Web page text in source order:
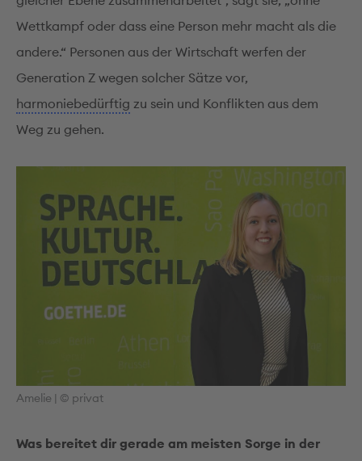
Wettkampf oder dass eine Person mehr macht als die
andere.“ Personen aus der Wirtschaft werfen der
Generation Z wegen solcher Sätze vor,
harmoniebedürftig zu sein und Konflikten aus dem
Weg zu gehen.
Amelie | © privat
Was bereitet dir gerade am meisten Sorge in der